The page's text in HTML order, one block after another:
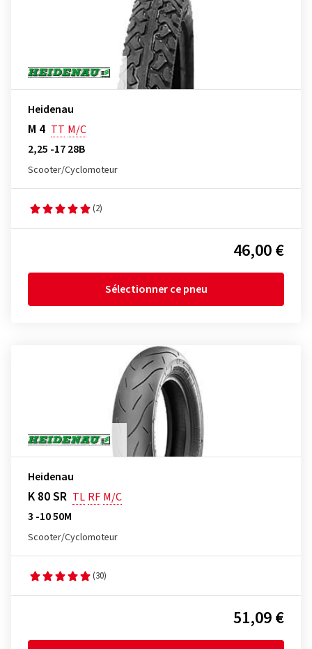
Heidenau
M 4 TT M/C
2,25 -17 28B
Scooter/Cyclomoteur
(2)
46,00 €
Sélectionner ce pneu
Heidenau
K 80 SR TL RF M/C
3 -10 50M
Scooter/Cyclomoteur
(30)
51,09 €